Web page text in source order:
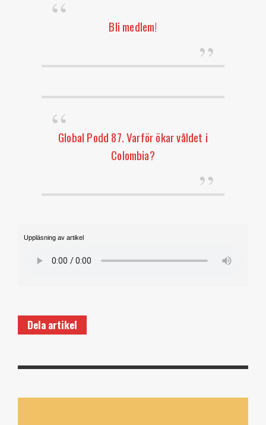
Bli medlem!
Global Podd 87. Varför ökar våldet i
Colombia?
Uppläsning av artikel
Dela artikel